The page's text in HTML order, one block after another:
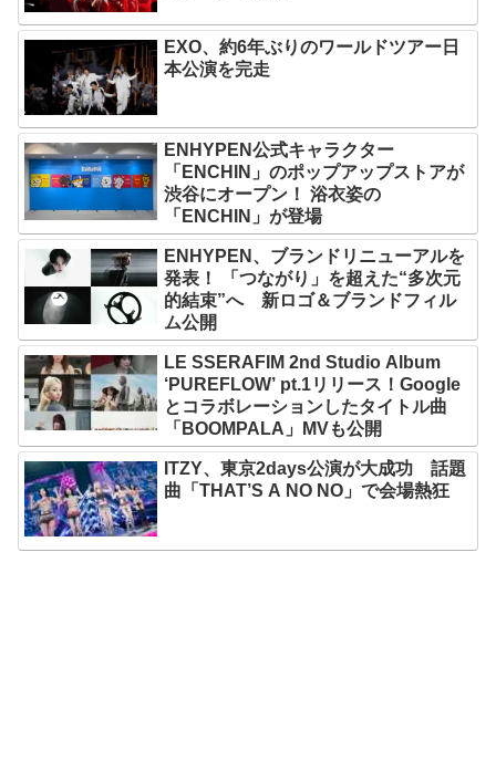
EXO、約6年ぶりのワールドツアー日
本公演を完走
ENHYPEN公式キャラクター
「ENCHIN」のポップアップストアが
渋谷にオープン！ 浴衣姿の
「ENCHIN」が登場
ENHYPEN、ブランドリニューアルを
発表！ 「つながり」を超えた“多次元
的結束”へ 新ロゴ＆ブランドフィル
ム公開
LE SSERAFIM 2nd Studio Album
‘PUREFLOW’ pt.1リリース！Google
とコラボレーションしたタイトル曲
「BOOMPALA」MVも公開
ITZY、東京2days公演が大成功 話題
曲「THAT’S A NO NO」で会場熱狂